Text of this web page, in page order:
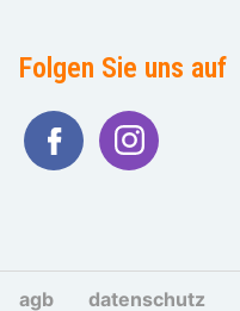
Folgen Sie uns auf
agb datenschutz